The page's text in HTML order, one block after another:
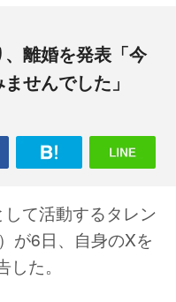
離婚を発表「今
せんでした」
て活動するタレン
が6日、自身のXを
た。